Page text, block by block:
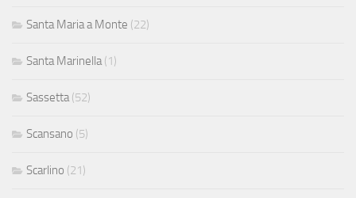
Santa Maria a Monte (22)
Santa Marinella (1)
Sassetta (52)
Scansano (5)
Scarlino (21)